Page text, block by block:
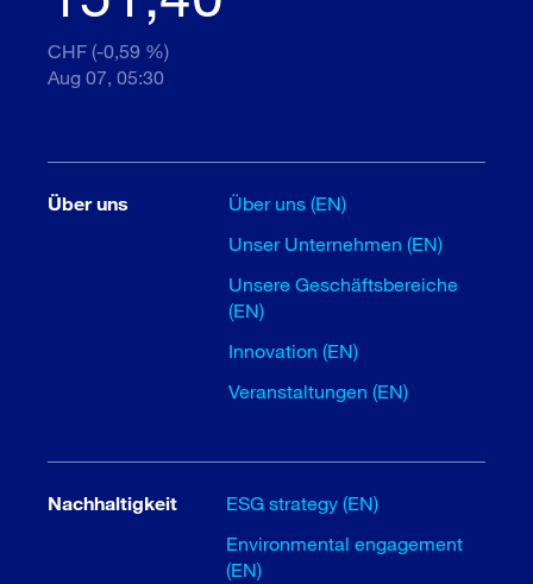
CHF (-0,59 %)
Aug 07, 05:30
Über uns
Über uns (EN)
Unser Unternehmen (EN)
Unsere Geschäftsbereiche
(EN)
Innovation (EN)
Veranstaltungen (EN)
Nachhaltigkeit
ESG strategy (EN)
Environmental engagement
(EN)